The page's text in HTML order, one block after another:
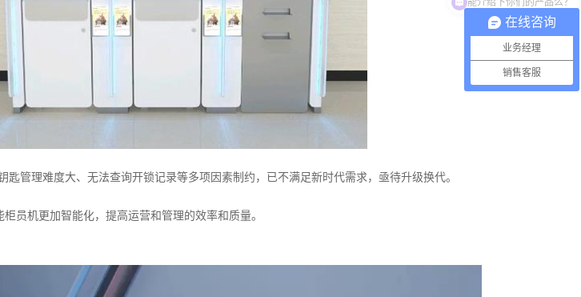
管理难度大、无法查询开锁记录等多项因素制约，已不满足新时代需求，亟待升级换代。
机更加智能化，提高运营和管理的效率和质量。
在线咨询
业务经理
销售客服